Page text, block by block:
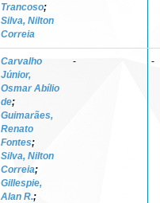
Trancoso;
Silva, Nilton
Correia
Carvalho
Júnior,
Osmar Abílio
de;
Guimarães,
Renato
Fontes;
Silva, Nilton
Correia;
Gillespie,
Alan R.;
- -